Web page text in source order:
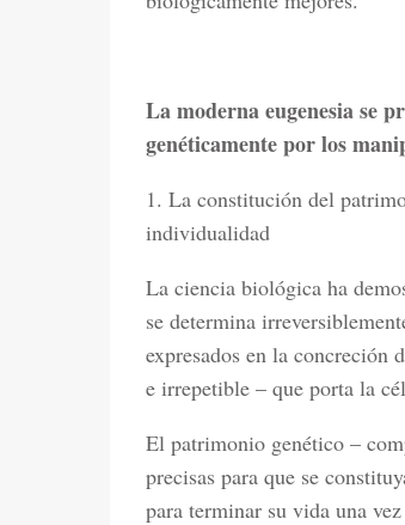
La moderna eugenesia se
genéticamente por los
1. La constitución del
individualidad
La ciencia biológica ha
se determina
expresados en la concreción
e irrepetible – que porta la
El patrimonio genético –
precisas para que se
para terminar su vida una